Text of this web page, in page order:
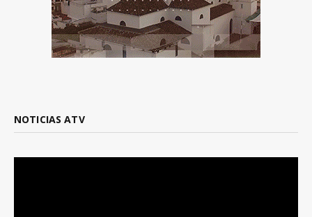
NOTICIAS ATV